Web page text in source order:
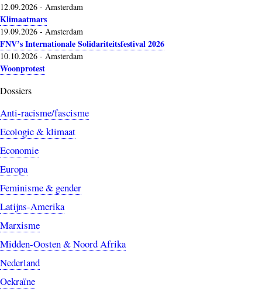
12.09.2026 - Amsterdam
Klimaatmars
19.09.2026 - Amsterdam
FNV’s Internationale Solidariteitsfestival 2026
10.10.2026 - Amsterdam
Woonprotest
Dossiers
Anti-racisme/fascisme
Ecologie & klimaat
Economie
Europa
Feminisme & gender
Latijns-Amerika
Marxisme
Midden-Oosten & Noord Afrika
Nederland
Oekraïne